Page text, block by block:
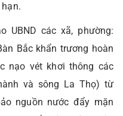
UBND các xã, phường:
Bắc khẩn trương hoàn
nạo vét khơi thông các
và sông La Thọ) từ
nguồn nước đẩy mặn